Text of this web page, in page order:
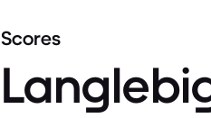
Scores